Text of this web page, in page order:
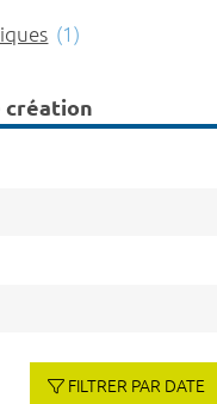
(1)
création
FILTRER PAR DATE